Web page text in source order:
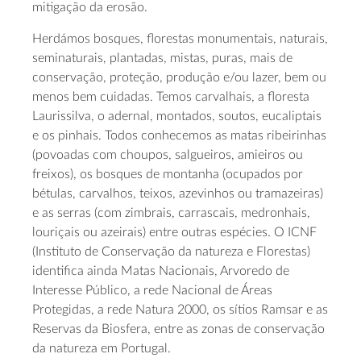
mitigação da erosão.
Herdámos bosques, florestas monumentais, naturais,
seminaturais, plantadas, mistas, puras, mais de
conservação, proteção, produção e/ou lazer, bem ou
menos bem cuidadas. Temos carvalhais, a floresta
Laurissilva, o adernal, montados, soutos, eucaliptais
e os pinhais. Todos conhecemos as matas ribeirinhas
(povoadas com choupos, salgueiros, amieiros ou
freixos), os bosques de montanha (ocupados por
bétulas, carvalhos, teixos, azevinhos ou tramazeiras)
e as serras (com zimbrais, carrascais, medronhais,
louriçais ou azeirais) entre outras espécies. O ICNF
(Instituto de Conservação da natureza e Florestas)
identifica ainda Matas Nacionais, Arvoredo de
Interesse Público, a rede Nacional de Áreas
Protegidas, a rede Natura 2000, os sítios Ramsar e as
Reservas da Biosfera, entre as zonas de conservação
da natureza em Portugal.